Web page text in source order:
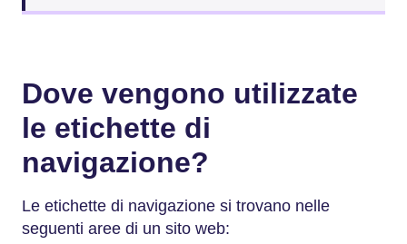
Dove vengono utilizzate
le etichette di
navigazione?
Le etichette di navigazione si trovano nelle
seguenti aree di un sito web: